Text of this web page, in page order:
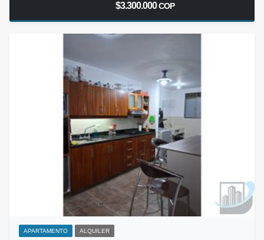
$3.300.000COP
APARTAMENTO ALQUILER